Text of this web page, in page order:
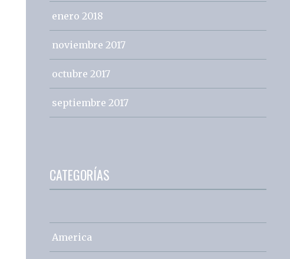
enero 2018
noviembre 2017
octubre 2017
septiembre 2017
CATEGORÍAS
America